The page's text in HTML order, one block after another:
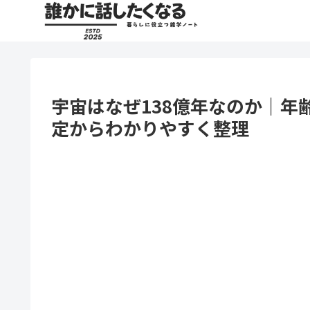
宇宙はなぜ138億年なのか｜年
定からわかりやすく整理